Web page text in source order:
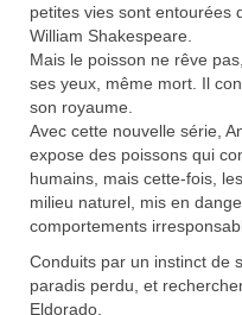
petites vies sont entourées
William Shakespeare.
Mais le poisson ne rêve
ses yeux, même mort. Il
son royaume.
Avec cette nouvelle série,
expose des poissons qui
humains, mais cette-fois,
milieu naturel, mis en
comportements
Conduits par un instinct de
paradis perdu, et
Eldorado.